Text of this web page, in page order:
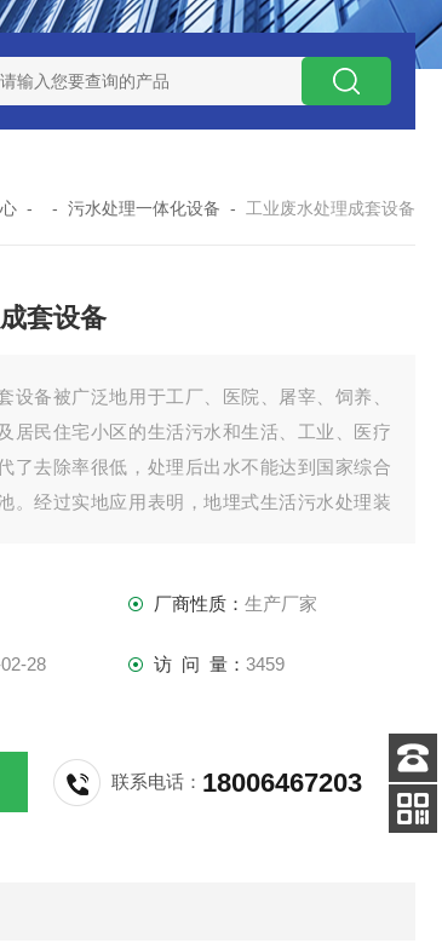
污水提升泵站 一体化智能预制泵站 污水预制泵
- - 污水处理一体化设备 - 工业废水处理成套设备
套设备
设备被广泛地用于工厂、医院、屠宰、饲养、
居民住宅小区的生活污水和生活、工业、医疗
了去除率很低，处理后出水不能达到国家综合
。经过实地应用表明，地埋式生活污水处理装
厂商性质： 生产厂家
28 访 问 量： 3459
联系电话： 18006467203
客服
电话